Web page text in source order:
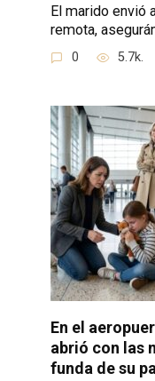
El marido envió
remota,
0 5.7k.
En el
abrió con las
funda de su